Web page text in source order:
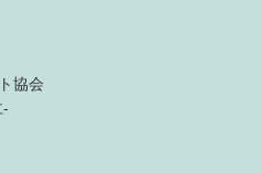
協会